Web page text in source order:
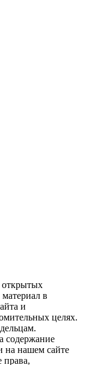
открытых
в
и
целях.
содержание
на нашем сайте
права,